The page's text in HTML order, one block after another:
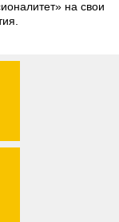
на свои